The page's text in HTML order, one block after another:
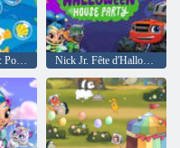
Bubble Guppies : Popathon Nick Jr. Fête d'Halloween à la maison